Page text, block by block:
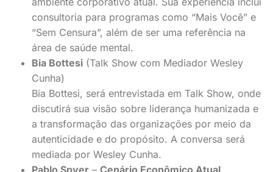
consultoria para programas como “Mais Você” e
“Sem Censura”, além de ser uma referência na
área de saúde mental.
Bia Bottesi (Talk Show com Mediador Wesley
Cunha)
Bia Bottesi, será entrevistada em Talk Show, onde
discutirá sua visão sobre liderança humanizada e
a transformação das organizações por meio da
autenticidade e do propósito. A conversa será
mediada por Wesley Cunha.
Pablo Spyer – Cenário Econômico Atual